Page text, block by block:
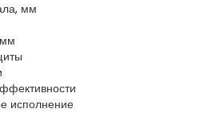
мм
исполнение